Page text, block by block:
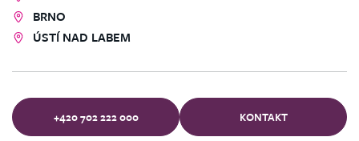
BRNO
ÚSTÍ NAD LABEM
+420 702 222 000 KONTAKT